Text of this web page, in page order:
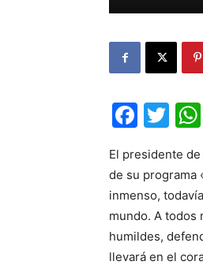
El presidente
de su programa
inmenso,
mundo. A todos
humildes,
llevará en el